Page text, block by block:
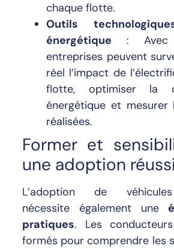
chaque flotte.
Outils
énergétique : Avec
entreprises peuvent
réel l’impact de
flotte, optimiser la
énergétique et mesurer
réalisées.
Former et
une adoption
L’adoption de
nécessite également une
pratiques. Les
formés pour comprendre les